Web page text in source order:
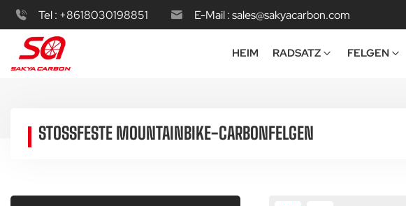
Tel : +8618030198851 E-Mail :sales@sakyacarbon.com
HEIM RADSATZ FELGEN
STOSSFESTE MOUNTAINBIKE-CARBONFELGEN